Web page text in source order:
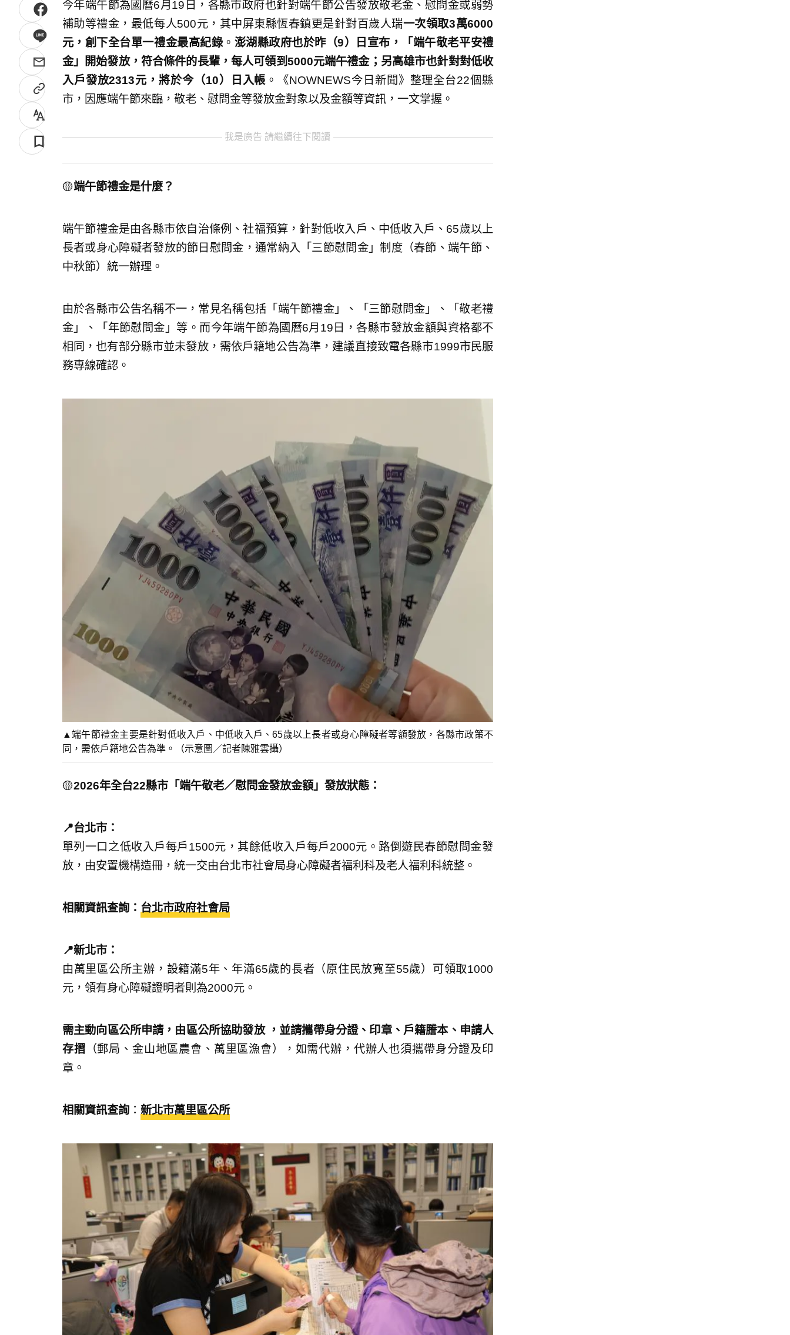
今年端午節為國曆6月19日，各縣市政府也針對端午節公告發放敬老金、慰問金或弱勢
補助等禮金，最低每人500元，其中屏東縣恆春鎮更是針對百歲人瑞一次領取3萬6000
元，創下全台單一禮金最高紀錄。 澎湖縣政府也於昨（9）日宣布，「端午敬老平安禮
金」開始發放，符合條件的長輩，每人可領到5000元端午禮金；另高雄市也針對對低收
入戶發放2313元，將於今（10）日入帳 。《NOWNEWS今日新聞》整理全台22個縣
市，因應端午節來臨，敬老、慰問金等發放金對象以及金額等資訊，一文掌握。
我是廣告 請繼續往下閱讀
🟡端午節禮金是什麼？
端午節禮金是由各縣市依自治條例、社福預算，針對低收入戶、中低收入戶、65歲以上
長者或身心障礙者發放的節日慰問金，通常納入「三節慰問金」制度（春節、端午節、
中秋節）統一辦理。
由於各縣市公告名稱不一，常見名稱包括「端午節禮金」、「三節慰問金」、「敬老禮
金」、「年節慰問金」等。而今年端午節為國曆6月19日，各縣市發放金額與資格都不
相同，也有部分縣市並未發放，需依戶籍地公告為準，建議直接致電各縣市1999市民服
務專線確認。
▲端午節禮金主要是針對低收入戶、中低收入戶、65歲以上長者或身心障礙者等額發放，各縣市政策不
同，需依戶籍地公告為準。（示意圖／記者陳雅雲攝）
🟡2026年全台22縣市「端午敬老／慰問金發放金額」發放狀態：
📍台北市：
單列一口之低收入戶每戶1500元，其餘低收入戶每戶2000元。路倒遊民春節慰問金發
放，由安置機構造冊，統一交由台北市社會局身心障礙者福利科及老人福利科統整。
相關資訊查詢： 台北市政府社會局
📍新北市：
由萬里區公所主辦，設籍滿5年、年滿65歲的長者（原住民放寬至55歲）可領取1000
元，領有身心障礙證明者則為2000元。
需主動向區公所申請，由區公所協助發放 ，並請攜帶身分證、印章、戶籍謄本、申請人
存摺 （郵局、金山地區農會、萬里區漁會），如需代辦，代辦人也須攜帶身分證及印
章。
相關資訊查詢： 新北市萬里區公所